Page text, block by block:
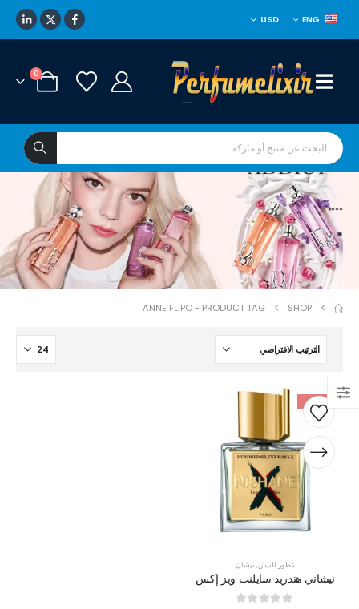
ENG
USD
0
****
*
SHOP
PRODUCT TAG -
ANNE FLIPO
-43%
عطور النيش, نيشان
نيشاني هندريد سايلنت ويز إكس